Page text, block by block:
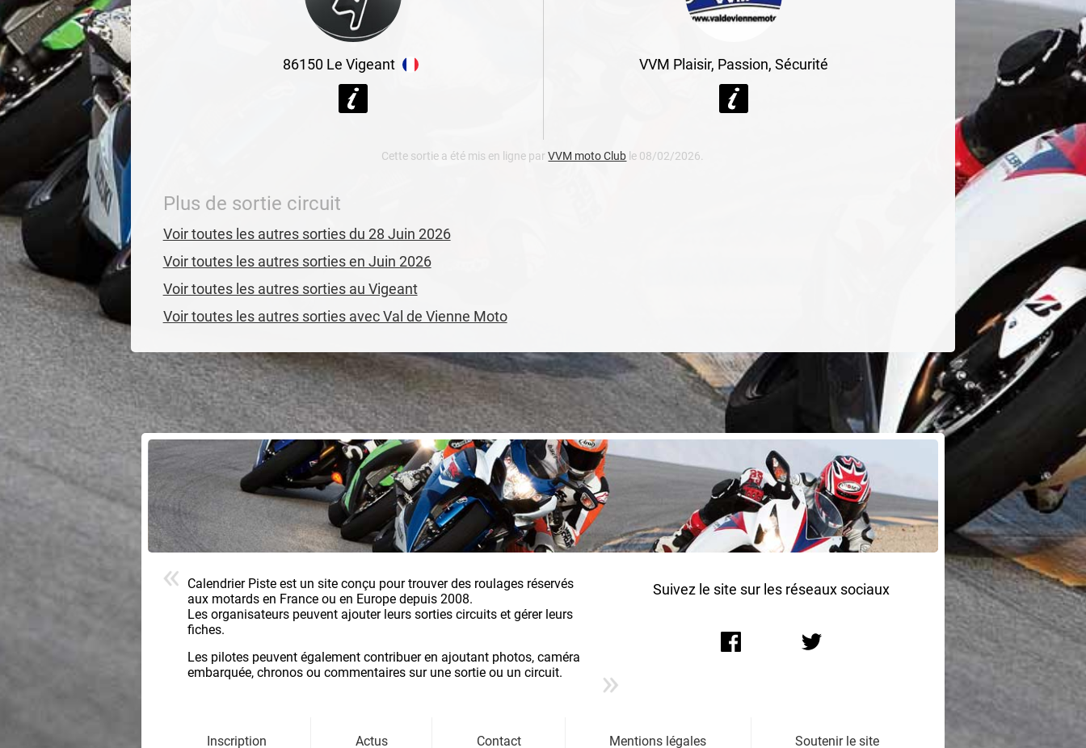
86150 Le Vigeant VVM Plaisir, Passion, Sécurité
Cette sortie a été mis en ligne parVVM moto Club le 08/02/2026.
Plus de sortie circuit
Voir toutes les autres sorties du 28 Juin 2026
Voir toutes les autres sorties en Juin 2026
Voir toutes les autres sorties au Vigeant
Voir toutes les autres sorties avec Val de Vienne Moto
Calendrier Piste est un site conçu pour trouver des roulages réservés
aux motards en France ou en Europe depuis 2008.
Les organisateurs peuvent ajouter leurs sorties circuits et gérer leurs
fiches.
Les pilotes peuvent également contribuer en ajoutant photos, caméra
embarquée, chronos ou commentaires sur une sortie ou un circuit.
Suivez le site sur les réseaux sociaux
Inscription Actus Contact Mentions légales Soutenir le site